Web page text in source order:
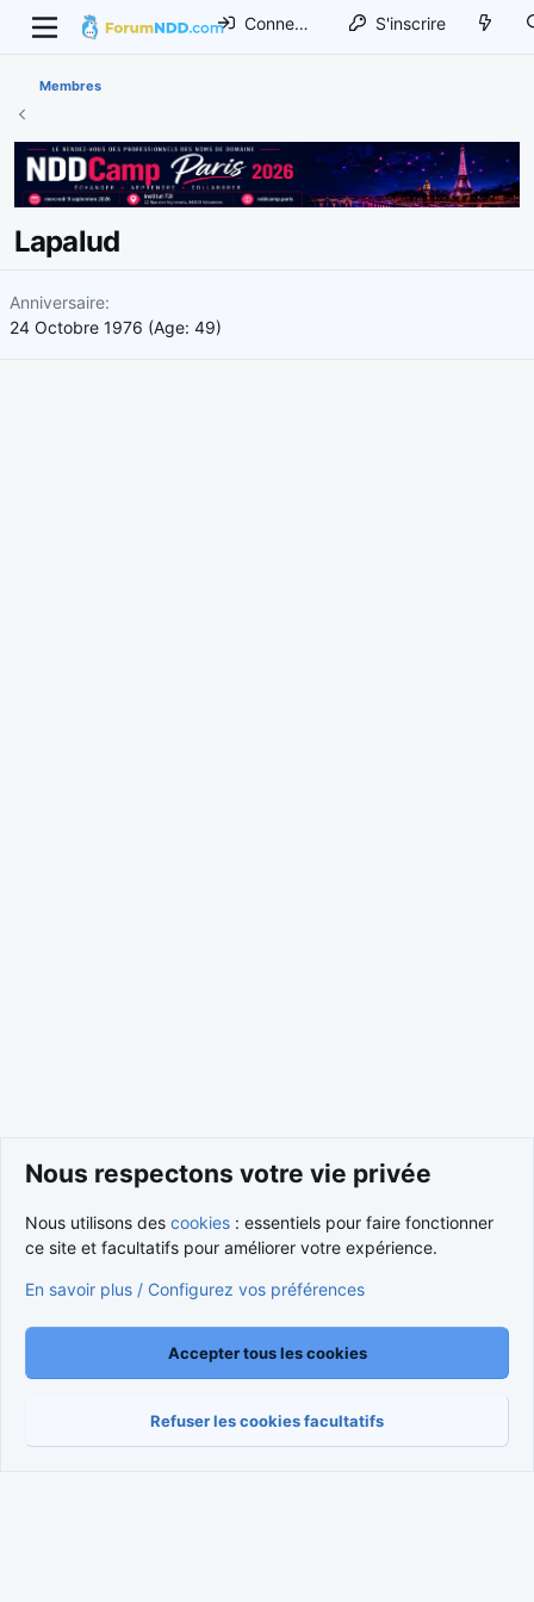
Connexion S'inscrire
Membres
Lapalud
Anniversaire
24 Octobre 1976 (Age: 49)
Membres
Cookies
Nous contacter
Conditions et règlement
S
Community platform by XenForo® © 2010-2026 XenForo Ltd.
Traduction française parXenForo FR|Media embeds via s9e/MediaSites
Nous respectons votre vie privée
Nous utilisons des cookies : essentiels pour faire fonctionner
ce site et facultatifs pour améliorer votre expérience.
En savoir plus / Configurez vos préférences
Accepter tous les cookies
Refuser les cookies facultatifs